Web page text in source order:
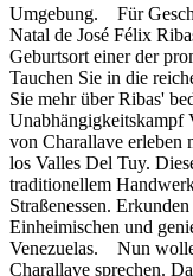
Umgebung. Für
Natal de José Félix
Geburtsort einer der
Tauchen Sie in die
Sie mehr über Ribas'
von Charallave erleben
los Valles Del Tuy.
traditionellem
Straßenessen.
Einheimischen und
Venezuelas. Nun
Charallave sprechen.